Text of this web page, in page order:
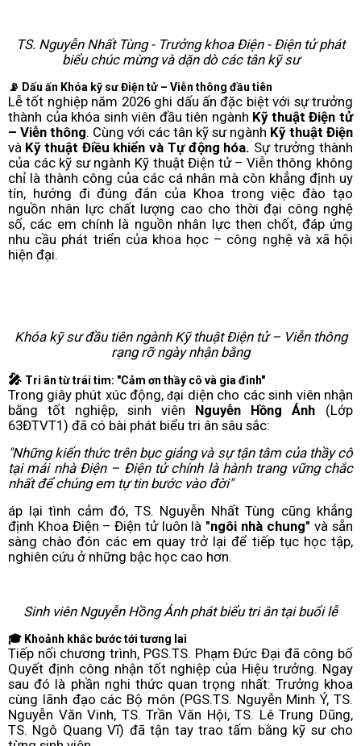
TS. Nguyễn Nhất Tùng - Trưởng khoa Điện - Điện tử phát
biểu chúc mừng và dặn dò các tân kỹ sư
📡 Dấu ấn Khóa kỹ sư Điện tử – Viễn thông đầu tiên
Lễ tốt nghiệp năm 2026 ghi dấu ấn đặc biệt với sự trưởng
thành của khóa sinh viên đầu tiên ngành Kỹ thuật Điện tử
– Viễn thông. Cùng với các tân kỹ sư ngành Kỹ thuật Điện
và Kỹ thuật Điều khiển và Tự động hóa. Sự trưởng thành
của các kỹ sư ngành Kỹ thuật Điện tử – Viễn thông không
chỉ là thành công của các cá nhân mà còn khẳng định uy
tín, hướng đi đúng đắn của Khoa trong việc đào tạo
nguồn nhân lực chất lượng cao cho thời đại công nghệ
số, các em chính là nguồn nhân lực then chốt, đáp ứng
nhu cầu phát triển của khoa học – công nghệ và xã hội
hiện đại.
Khóa kỹ sư đầu tiên ngành Kỹ thuật Điện tử – Viễn thông
rạng rỡ ngày nhận bằng
🎤 Tri ân từ trái tim: "Cảm ơn thầy cô và gia đình"
Trong giây phút xúc động, đại diện cho các sinh viên nhận
bằng tốt nghiệp, sinh viên Nguyễn Hồng Ánh (Lớp
63ĐTVT1) đã có bài phát biểu tri ân sâu sắc:
"Những kiến thức trên bục giảng và sự tận tâm của thầy cô
tại mái nhà Điện – Điện tử chính là hành trang vững chắc
nhất để chúng em tự tin bước vào đời"
áp lại tình cảm đó, TS. Nguyễn Nhất Tùng cũng khẳng
định Khoa Điện – Điện tử luôn là "ngôi nhà chung" và sẵn
sàng chào đón các em quay trở lại để tiếp tục học tập,
nghiên cứu ở những bậc học cao hơn.
Sinh viên Nguyễn Hồng Ánh phát biểu tri ân tại buổi lễ
🎓 Khoảnh khắc bước tới tương lai
Tiếp nối chương trình, PGS.TS. Phạm Đức Đại đã công bố
Quyết định công nhận tốt nghiệp của Hiệu trưởng. Ngay
sau đó là phần nghi thức quan trọng nhất: Trưởng khoa
cùng lãnh đạo các Bộ môn (PGS.TS. Nguyễn Minh Ý, TS.
Nguyễn Văn Vinh, TS. Trần Văn Hội, TS. Lê Trung Dũng,
TS. Ngô Quang Vĩ) đã tận tay trao tấm bằng kỹ sư cho